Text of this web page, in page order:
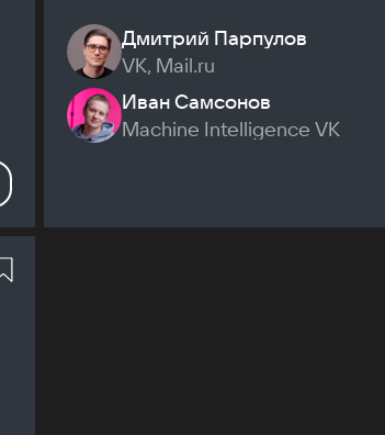
Дмитрий Парпулов
VK, Mail.ru
Иван Самсонов
Machine Intelligence VK